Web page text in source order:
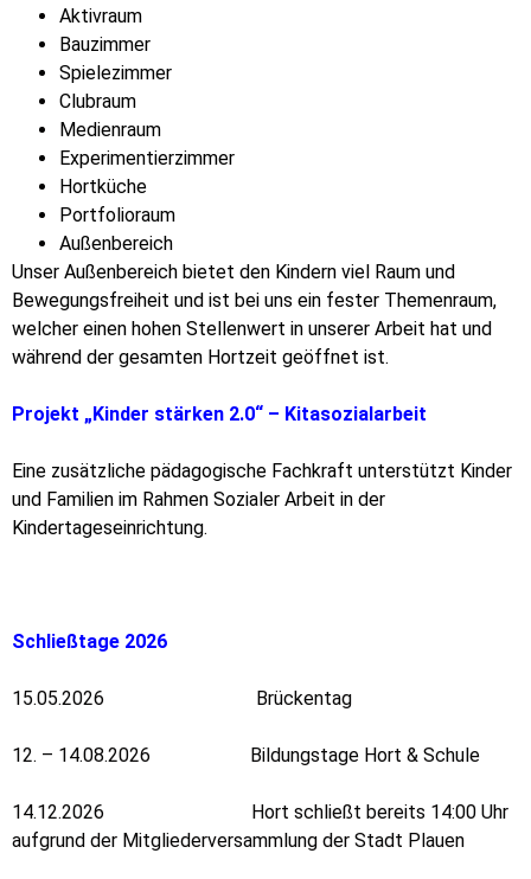
Aktivraum
Bauzimmer
Spielezimmer
Clubraum
Medienraum
Experimentierzimmer
Hortküche
Portfolioraum
Außenbereich
Unser Außenbereich bietet den Kindern viel Raum und
Bewegungsfreiheit und ist bei uns ein fester Themenraum,
welcher einen hohen Stellenwert in unserer Arbeit hat und
während der gesamten Hortzeit geöffnet ist.
Projekt „Kinder stärken 2.0“ – Kitasozialarbeit
Eine zusätzliche pädagogische Fachkraft unterstützt Kinder
und Familien im Rahmen Sozialer Arbeit in der
Kindertageseinrichtung.
Schließtage 2026
15.05.2026 Brückentag
12. – 14.08.2026 Bildungstage Hort & Schule
14.12.2026 Hort schließt bereits 14:00 Uhr
aufgrund der Mitgliederversammlung der Stadt Plauen